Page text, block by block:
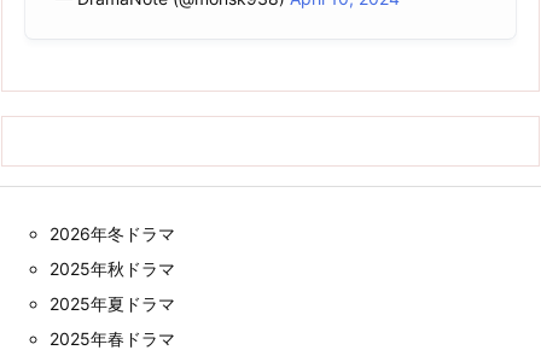
2026年冬ドラマ
2025年秋ドラマ
2025年夏ドラマ
2025年春ドラマ